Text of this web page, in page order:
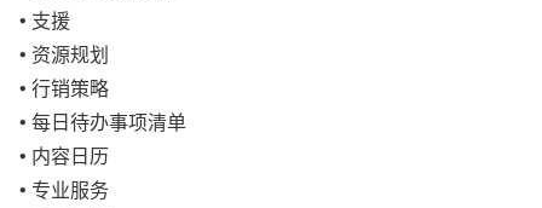
• 支援
• 资源规划
• 行销策略
• 每日待办事项清单
• 内容日历
• 专业服务